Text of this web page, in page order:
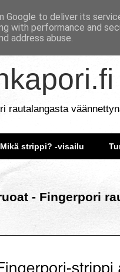
rautalangasta
Mikä strippi? -visailu
- Fingerpori
Google to deliver its
with performance and
address abuse.